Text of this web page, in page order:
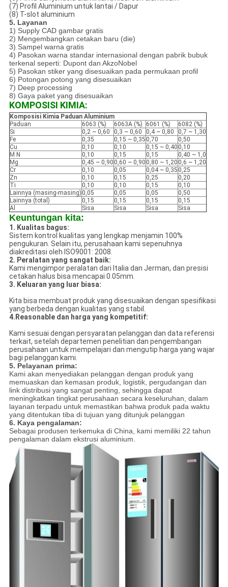
(7) Profil Aluminium untuk lantai / Dapur
(8) T-slot aluminium
5. Layanan
1) Supply CAD gambar gratis
2) Mengembangkan cetakan baru (die)
3) Sampel warna gratis
4) Pasokan warna standar internasional dengan pabrik bubuk
terkenal seperti: Dupont dan AkzoNobel
5) Pasokan stiker yang disesuaikan pada permukaan profil
6) Potongan potong yang disesuaikan
7) Deep processing
8) Gaya paket yang disesuaikan
KOMPOSISI KIMIA:
Komposisi Kimia Paduan Aluminium
Paduan
6063 (%) 6063A (%) 6061 (%)
6082 (%)
Si
0,2 ~ 0,60 0,3 ~ 0,60 0,4 ~ 0,80
0,7 ~ 1,30
Fe
0,35 0,15 ~ 0,35 0,70
0,50
Cu
0,10 0,10 0,15 ~ 0,40 0,10
M N
0,10 0,15 0,15
0,40 ~ 1,0
Mg
0,45 ~ 0,90 0,60 ~ 0,90 0,80 ~ 1,20 0,6 ~ 1,20
Cr
0,10 0,05 0,04 ~ 0,35 0,25
Zn
0,10 0,15 0,25
0,20
Ti
0,10 0,10 0,15
0,10
Lainnya (masing-masing) 0,05 0,05 0,05
0,50
Lainnya (total)
0,15 0,15 0,15
0,15
Al
Sisa Sisa Sisa Sisa
Keuntungan kita:
1. Kualitas bagus:
Sistem kontrol kualitas yang lengkap menjamin 100%
pengukuran. Selain itu, perusahaan kami sepenuhnya
diakreditasi oleh ISO9001: 2008.
2. Peralatan yang sangat baik:
Kami mengimpor peralatan dari Italia dan Jerman, dan presisi
cetakan halus bisa mencapai 0.05mm.
3. Keluaran yang luar biasa:
Kita bisa membuat produk yang disesuaikan dengan spesifikasi
yang berbeda dengan kualitas yang stabil.
4.Reasonable dan harga yang kompetitif:
Kami sesuai dengan persyaratan pelanggan dan data referensi
terkait, setelah departemen penelitian dan pengembangan
perusahaan untuk mempelajari dan mengutip harga yang wajar
bagi pelanggan kami.
5. Pelayanan prima:
Kami akan menyediakan pelanggan dengan produk yang
memuaskan dan kemasan produk, logistik, pergudangan dan
link distribusi yang sangat penting, sehingga dapat
meningkatkan tingkat perusahaan secara keseluruhan, dalam
layanan terpadu untuk memastikan bahwa produk pada waktu
yang ditentukan tiba di tujuan yang ditunjuk pelanggan
6. Kaya pengalaman:
Sebagai produsen terkemuka di China, kami memiliki 22 tahun
pengalaman dalam ekstrusi aluminium.